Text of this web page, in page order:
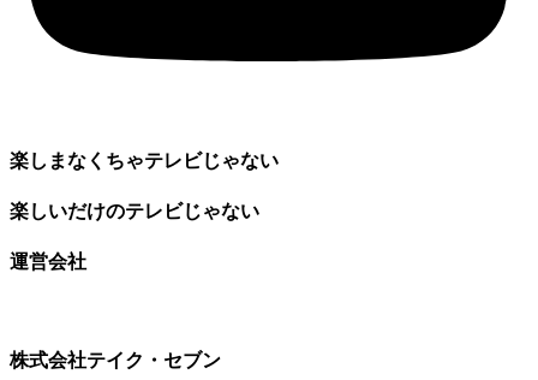
楽しまなくちゃテレビじゃない
楽しいだけのテレビじゃない
運営会社
株式会社テイク・セブン